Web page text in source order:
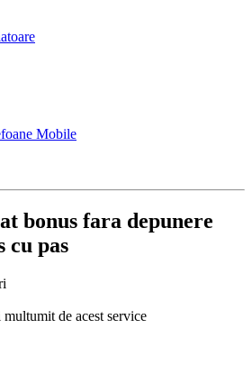
Mobile
bonus fara depunere
cu pas
multumit de acest service